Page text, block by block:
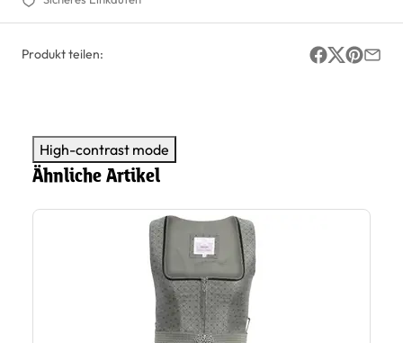
Produkt teilen:
High-contrast mode
Ähnliche Artikel